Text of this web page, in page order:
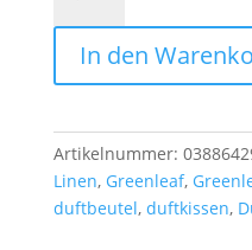
Duftsachet
Slim
-
Linen
Menge
In den
Artikelnummer:
Linen, Greenleaf,
duftbeutel, duftkissen,